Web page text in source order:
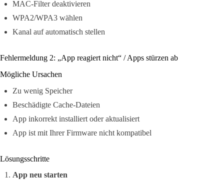
MAC-Filter deaktivieren
WPA2/WPA3 wählen
Kanal auf automatisch stellen
Fehlermeldung 2: „App reagiert nicht“ / Apps stürzen ab
Mögliche Ursachen
Zu wenig Speicher
Beschädigte Cache-Dateien
App inkorrekt installiert oder aktualisiert
App ist mit Ihrer Firmware nicht kompatibel
Lösungsschritte
App neu starten